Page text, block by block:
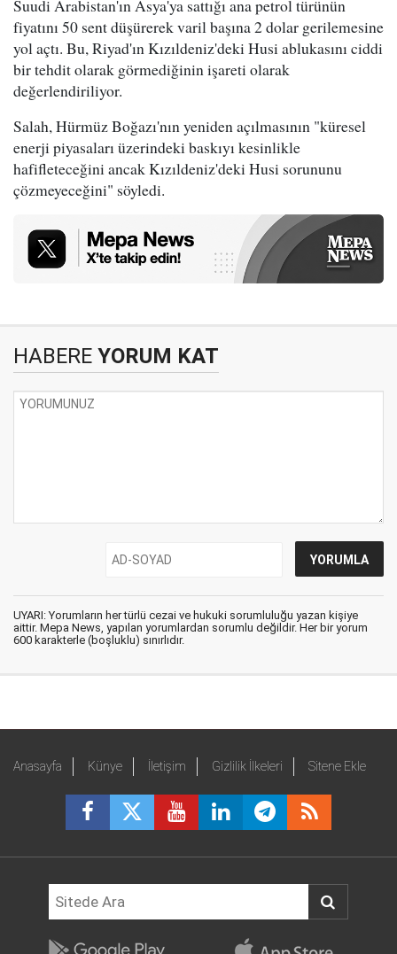
Suudi Arabistan'ın Asya'ya sattığı ana petrol türünün
fiyatını 50 sent düşürerek varil başına 2 dolar gerilemesine
yol açtı. Bu, Riyad'ın Kızıldeniz'deki Husi ablukasını ciddi
bir tehdit olarak görmediğinin işareti olarak
değerlendiriliyor.
Salah, Hürmüz Boğazı'nın yeniden açılmasının "küresel
enerji piyasaları üzerindeki baskıyı kesinlikle
hafifleteceğini ancak Kızıldeniz'deki Husi sorununu
çözmeyeceğini" söyledi.
HABERE YORUM KAT
UYARI: Yorumların her türlü cezai ve hukuki sorumluluğu yazan kişiye
aittir. Mepa News, yapılan yorumlardan sorumlu değildir. Her bir yorum
600 karakterle (boşluklu) sınırlıdır.
Anasayfa Künye İletişim Gizlilik İlkeleri Sitene Ekle